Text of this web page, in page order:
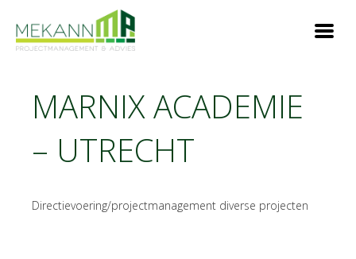
MARNIX ACADEMIE
– UTRECHT
Directievoering/projectmanagement diverse projecten